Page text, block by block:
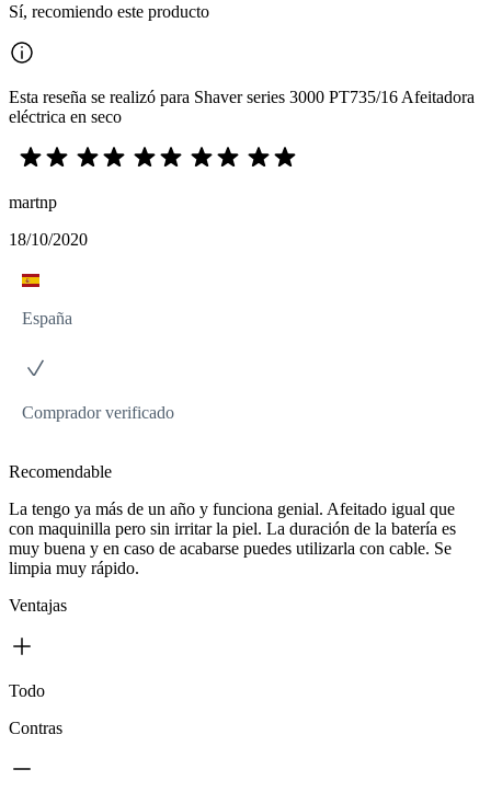
Sí, recomiendo este producto
Esta reseña se realizó para Shaver series 3000 PT735/16 Afeitadora
eléctrica en seco
martnp
18/10/2020
España
Comprador verificado
Recomendable
La tengo ya más de un año y funciona genial. Afeitado igual que
con maquinilla pero sin irritar la piel. La duración de la batería es
muy buena y en caso de acabarse puedes utilizarla con cable. Se
limpia muy rápido.
Ventajas
Todo
Contras